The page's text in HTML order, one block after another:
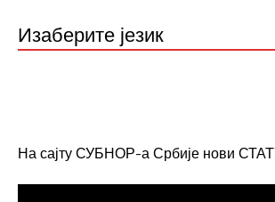
Изаберите језик
На сајту СУБНОР-а Србије нови